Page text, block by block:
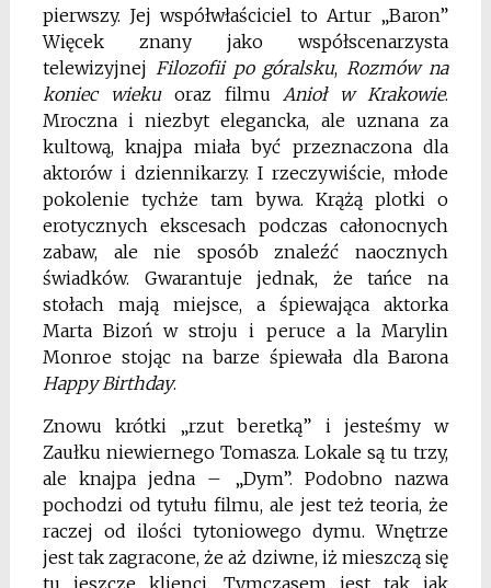
pierwszy. Jej współwłaściciel to Artur „Baron”
Więcek znany jako współscenarzysta
telewizyjnej Filozofii po góralsku, Rozmów na
koniec wiekuoraz filmu Anioł w Krakowie.
Mroczna i niezbyt elegancka, ale uznana za
kultową, knajpa miała być przeznaczona dla
aktorów i dziennikarzy. I rzeczywiście, młode
pokolenie tychże tam bywa. Krążą plotki o
erotycznych ekscesach podczas całonocnych
zabaw, ale nie sposób znaleźć naocznych
świadków. Gwarantuje jednak, że tańce na
stołach mają miejsce, a śpiewająca aktorka
Marta Bizoń w stroju i peruce a la Marylin
Monroe stojąc na barze śpiewała dla Barona
Happy Birthday.
Znowu krótki „rzut beretką” i jesteśmy w
Zaułku niewiernego Tomasza. Lokale są tu trzy,
ale knajpa jedna – „Dym”. Podobno nazwa
pochodzi od tytułu filmu, ale jest też teoria, że
raczej od ilości tytoniowego dymu. Wnętrze
jest tak zagracone, że aż dziwne, iż mieszczą się
tu jeszcze klienci. Tymczasem jest tak jak